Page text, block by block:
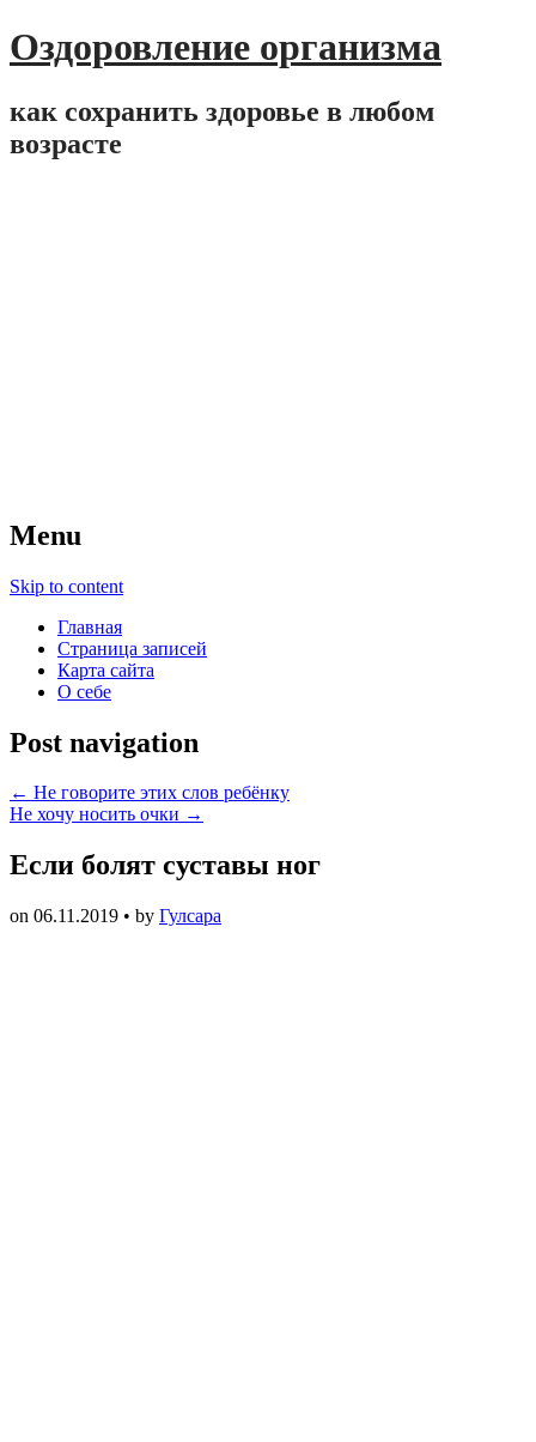
Оздоровление организма
как сохранить здоровье в любом
возрасте
Menu
Skip to content
Главная
Страница записей
Карта сайта
О себе
Post navigation
← Не говорите этих слов ребёнку
Не хочу носить очки →
Если болят суставы ног
on 06.11.2019 • by Гулсара